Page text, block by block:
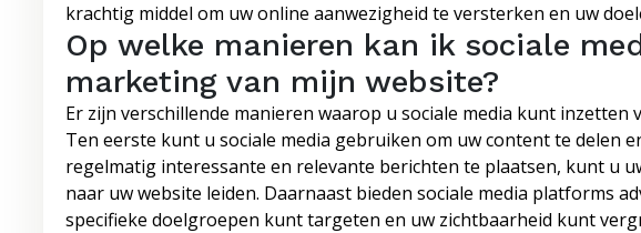
krachtig middel om uw online aanwezigheid te versterken en uw
Op welke manieren kan ik sociale
marketing van mijn website?
Er zijn verschillende manieren waarop u sociale media kunt inzetten
Ten eerste kunt u sociale media gebruiken om uw content te delen
regelmatig interessante en relevante berichten te plaatsen, kunt u
naar uw website leiden. Daarnaast bieden sociale media platforms
specifieke doelgroepen kunt targeten en uw zichtbaarheid kunt